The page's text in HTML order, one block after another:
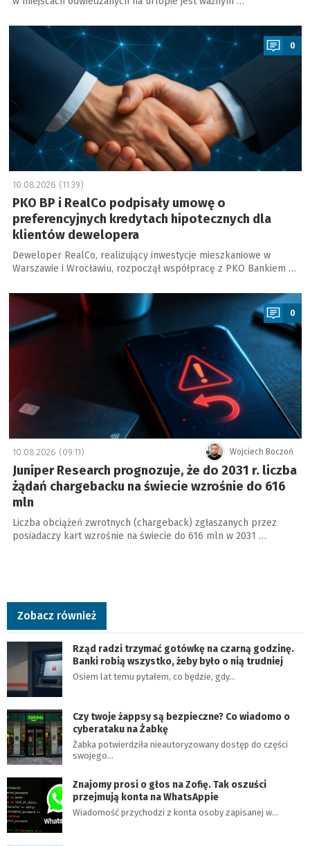
a
0
10.08.2026 (11:39)
PKO BP i RealCo podpisały umowę o
preferencyjnych kredytach hipotecznych dla
klientów dewelopera
Deweloper RealCo, realizujący inwestycje mieszkaniowe w
Warszawie i Wrocławiu, rozpoczął współpracę z PKO Bankiem …
a
0
Wojciech Boczoń
10.08.2026 (09:11)
Juniper Research prognozuje, że do 2031 r. liczba
żądań chargebacku na świecie wzrośnie do 616
mln
Liczba obciążeń zwrotnych (chargeback) zgłaszanych przez
posiadaczy kart wzrośnie na świecie do 616 mln w 2031 …
Zobacz również
Rząd radzi trzymać gotówkę na czarną godzinę.
Banki robią wszystko, żeby było o nią trudniej
Osiem lat temu pytałem, co będzie, gdy…
Czy twoje żappsy są bezpieczne? Co wiadomo o
cyberataku na Żabkę
Żabka potwierdziła nieautoryzowany dostęp do części
swojego…
Znajomy prosi o głos na Zofię. Tak oszuści
przejmują konta na WhatsAppie
Wiadomość przychodzi z konta osoby zapisanej w…